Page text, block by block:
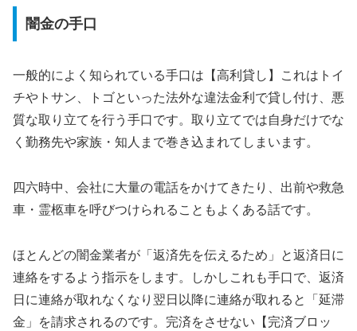
闇金の手口
一般的によく知られている手口は【高利貸し】これはトイ
チやトサン、トゴといった法外な違法金利で貸し付け、悪
質な取り立てを行う手口です。取り立てでは自身だけでな
く勤務先や家族・知人まで巻き込まれてしまいます。
四六時中、会社に大量の電話をかけてきたり、出前や救急
車・霊柩車を呼びつけられることもよくある話です。
ほとんどの闇金業者が「返済先を伝えるため」と返済日に
連絡をするよう指示をします。しかしこれも手口で、返済
日に連絡が取れなくなり翌日以降に連絡が取れると「延滞
金」を請求されるのです。完済をさせない【完済ブロッ